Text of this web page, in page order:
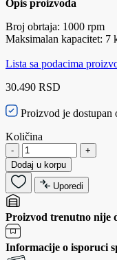
Opis proizvoda
Broj obrtaja: 1000 rpm
Maksimalan kapacitet: 7
Lista sa podacima
30.490 RSD
Proizvod je dostupan
Količina
-
+
Dodaj u korpu
Uporedi
Proizvod trenutno nije
Informacije o isporuci